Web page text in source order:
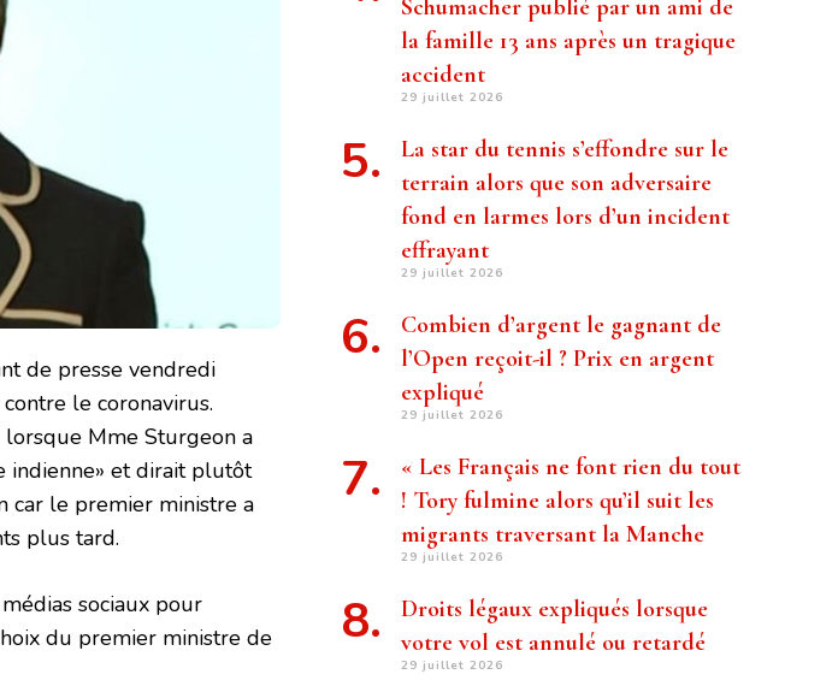
de presse vendredi
le coronavirus.
Mme Sturgeon a
indienne» et dirait plutôt
car le premier ministre a
plus tard.
sociaux pour
du premier ministre de
Schumacher publié par un ami de
la famille 13 ans après un tragique
accident
29 juillet 2026
La star du tennis s’effondre sur le
terrain alors que son adversaire
fond en larmes lors d’un incident
effrayant
29 juillet 2026
Combien d’argent le gagnant de
l’Open reçoit-il ? Prix ​​en argent
expliqué
29 juillet 2026
« Les Français ne font rien du tout
! Tory fulmine alors qu’il suit les
migrants traversant la Manche
29 juillet 2026
Droits légaux expliqués lorsque
votre vol est annulé ou retardé
29 juillet 2026